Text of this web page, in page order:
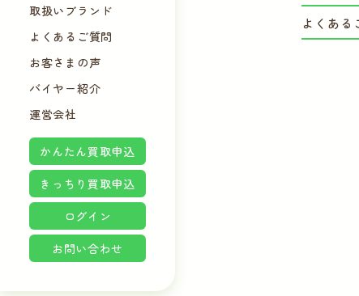
取扱いブランド
よくあるご質問
お客さまの声
バイヤー紹介
運営会社
かんたん買取申込
きっちり買取申込
ログイン
お問い合わせ
よくある